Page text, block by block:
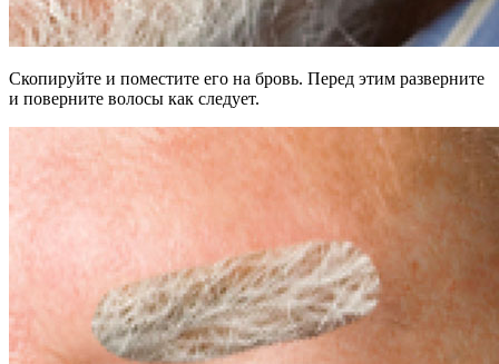
Скопируйте и поместите его на бровь. Перед этим разверните
и поверните волосы как следует.